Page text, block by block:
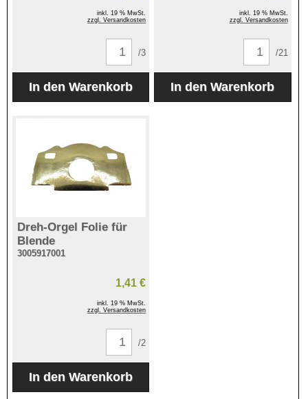
inkl. 19 % MwSt.
zzgl. Versandkosten
/3
inkl. 19 % MwSt.
zzgl. Versandkosten
/21
Dreh-Orgel Folie für
Blende
3005917001
1,41 €
inkl. 19 % MwSt.
zzgl. Versandkosten
/2